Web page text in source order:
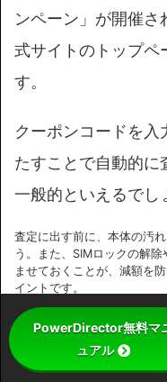
ンペーン」が開催
式サイトのトップペ
す。
クーポンコードを
たすことで自動的に
一般的といえるでし
査定に出す前に、本体の汚
う。また、SIMロックの解
ませておくことが、減額を
イントです。
PowerDirector無料マ
ュアル